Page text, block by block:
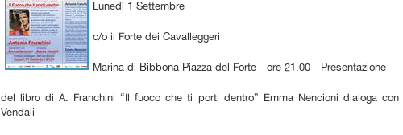
Lunedì 1 Settembre
c/o il Forte dei Cavalleggeri
Marina di Bibbona Piazza del Forte - ore 21.00 - Presentazione
del libro di A. Franchini “Il fuoco che ti porti dentro” Emma Nencioni dialoga con
Vendali